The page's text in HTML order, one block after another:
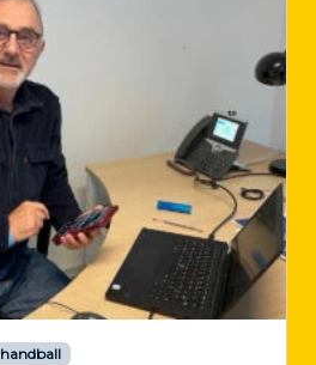
handball